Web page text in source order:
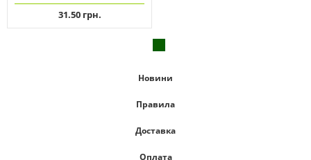
31.50 грн.
Новини
Правила
Доставка
Оплата